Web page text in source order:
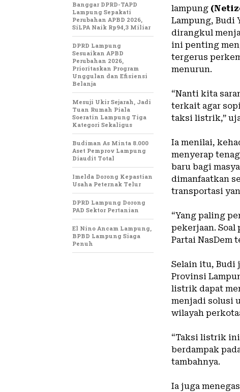
‎lampung
Lampung, Budi
dirangkul
ini penting
tergerus
menurun.
‎“Nanti kita
terkait agar
taksi listrik,”
‎Ia menilai,
menyerap
baru bagi
dimanfaatkan
transportasi
‎“Yang paling
pekerjaan. Soal
Partai NasDem
‎Selain itu, Budi
Provinsi
listrik dapat
menjadi solusi
wilayah
‎“Taksi listrik ini
berdampak
tambahnya.
‎Ia juga
Banggar DPRD-TAPD
Lampung Sepakati
Perubahan APBD 2026,
SiLPA Naik Rp94,3 Miliar
DPRD Lampung
Sesuaikan APBD
Perubahan 2026,
Prioritaskan Program
Unggulan dan Efisiensi
Belanja
Mesuji Ukir Sejarah, Jadi
Tuan Rumah Piala
Soeratin Lampung Tiga
Kategori Sekaligus
Budiman As Minta 8.000
Aset Pemprov Lampung
Diaudit Total
Imelda Dorong Kepastian
Usaha Peternak Telur
DPRD Lampung Dorong
PAD Sektor Pertanian
El Nino Ancam Lampung,
BPBD Lampung Siaga
Penuh